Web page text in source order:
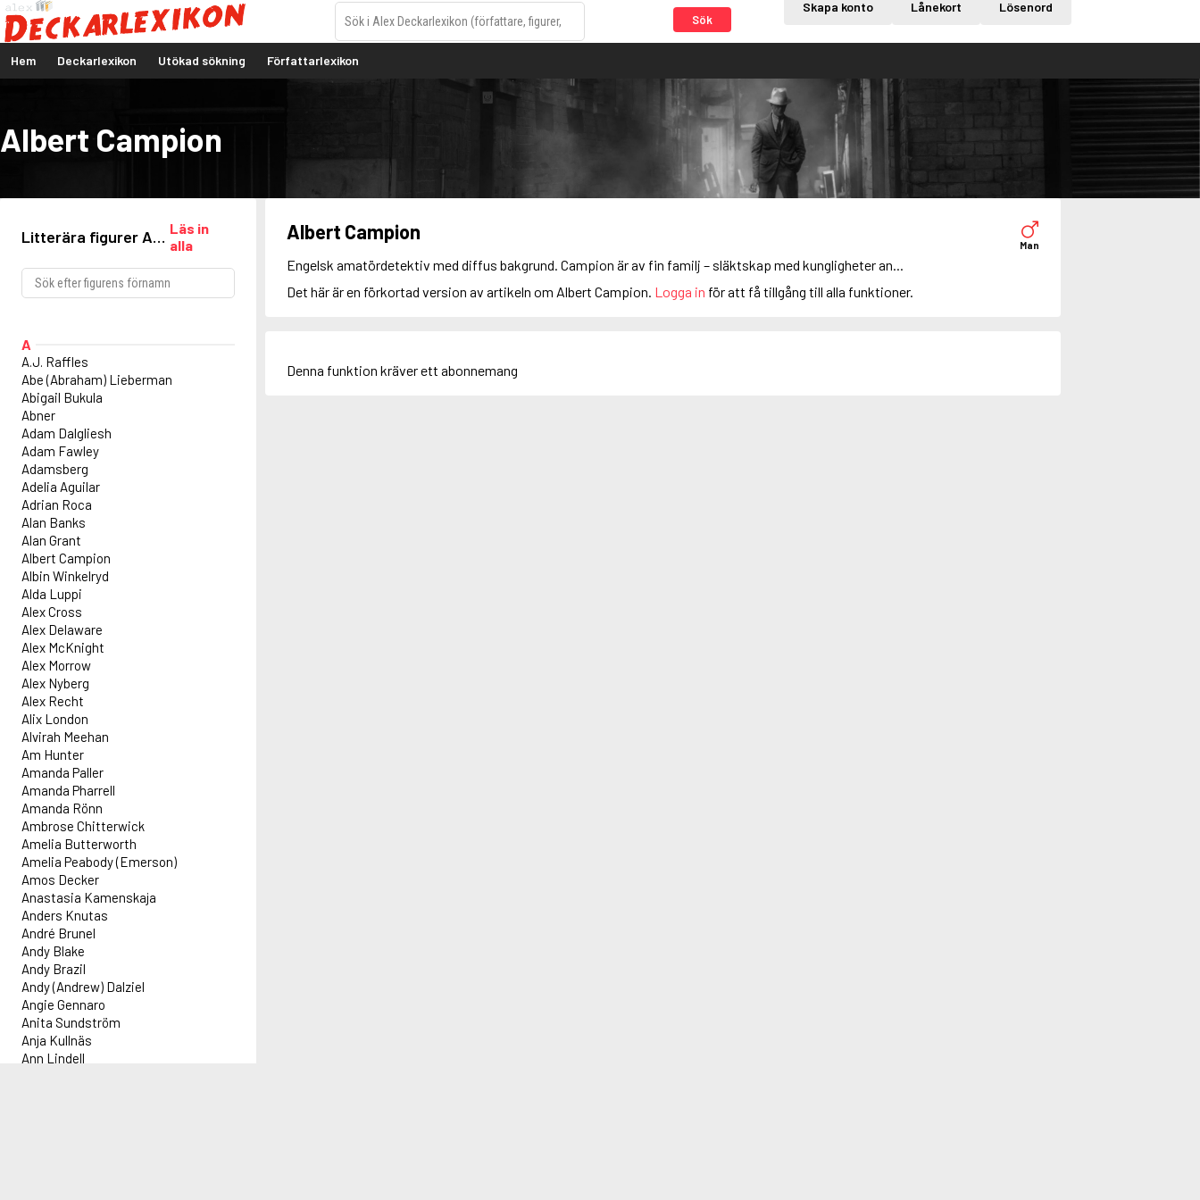
Sök
Skapa konto Lånekort Lösenord
Hem Deckarlexikon Utökad sökning Författarlexikon
Albert Campion
Litterära figurer A-
Läs in
alla
A
A.J. Raffles
Abe (Abraham) Lieberman
Abigail Bukula
Abner
Adam Dalgliesh
Adam Fawley
Adamsberg
Adelia Aguilar
Adrian Roca
Alan Banks
Alan Grant
Albert Campion
Albin Winkelryd
Alda Luppi
Alex Cross
Alex Delaware
Alex McKnight
Alex Morrow
Alex Nyberg
Alex Recht
Alix London
Alvirah Meehan
Am Hunter
Amanda Paller
Amanda Pharrell
Amanda Rönn
Ambrose Chitterwick
Amelia Butterworth
Amelia Peabody (Emerson)
Amos Decker
Anastasia Kamenskaja
Anders Knutas
André Brunel
Andy Blake
Andy Brazil
Andy (Andrew) Dalziel
Angie Gennaro
Anita Sundström
Anja Kullnäs
Ann Lindell
Albert Campion
Man
Engelsk amatördetektiv med diffus bakgrund. Campion är av fin familj – släktskap med kungligheter an...
Det här är en förkortad version av artikeln om Albert Campion. Logga in för att få tillgång till alla funktioner.
Denna funktion kräver ett abonnemang